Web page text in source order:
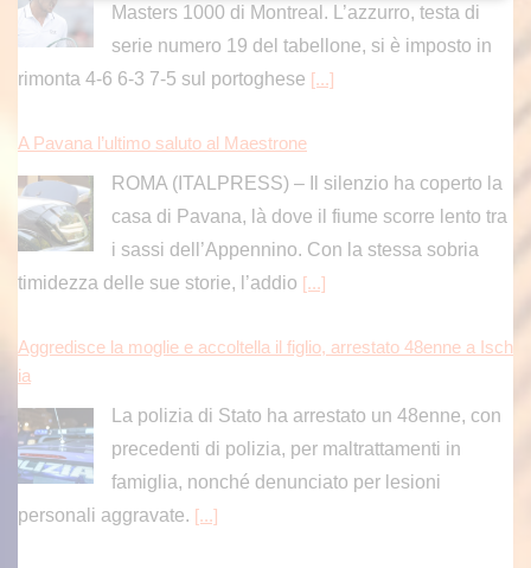
Masters 1000 di Montreal. L’azzurro, testa di
serie numero 19 del tabellone, si è imposto in
rimonta 4-6 6-3 7-5 sul portoghese [...]
A Pavana l’ultimo saluto al Maestrone
ROMA (ITALPRESS) – Il silenzio ha coperto la
casa di Pavana, là dove il fiume scorre lento tra
i sassi dell’Appennino. Con la stessa sobria
timidezza delle sue storie, l’addio [...]
Aggredisce la moglie e accoltella il figlio, arrestato 48enne a Isch
ia
La polizia di Stato ha arrestato un 48enne, con
precedenti di polizia, per maltrattamenti in
famiglia, nonché denunciato per lesioni
personali aggravate. [...]